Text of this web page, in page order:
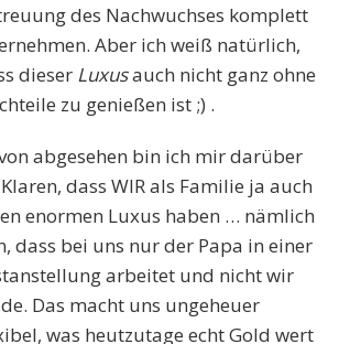
des Nachwuchses komplett
Aber ich weiß natürlich,
dieser Luxusauch nicht ganz ohne
zu genießen ist ;) .
abgesehen bin ich mir darüber
dass WIR als Familie ja auch
enormen Luxus haben … nämlich
dass bei uns nur der Papa in einer
arbeitet und nicht wir
Das macht uns ungeheuer
was heutzutage echt Gold wert